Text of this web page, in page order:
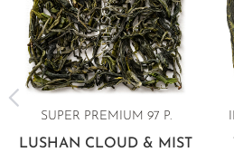
SUPER PREMIUM 97 P.
LUSHAN CLOUD & MIST